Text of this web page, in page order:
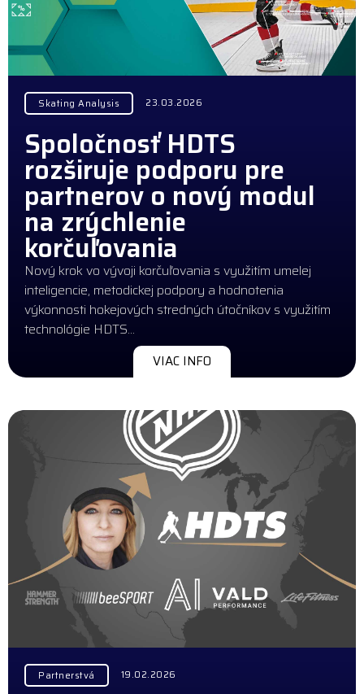
Skating Analysis 23.03.2026
Spoločnosť HDTS
rozširuje podporu pre
partnerov o nový modul
na zrýchlenie
korčuľovania
Nový krok vo vývoji korčuľovania s využitím umelej
inteligencie, metodickej podpory a hodnotenia
výkonnosti hokejových stredných útočníkov s využitím
technológie HDTS…
VIAC INFO
Partnerstvá 19.02.2026